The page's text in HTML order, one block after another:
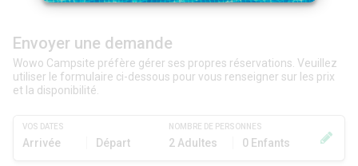
Envoyer une demande
Wowo Campsite préfère gérer ses propres réservations. Veuillez
utiliser le formulaire ci-dessous pour vous renseigner sur les prix
et la disponibilité.
VOS DATES
Arrivée Départ
NOMBRE DE PERSONNES
2 Adultes 0 Enfants